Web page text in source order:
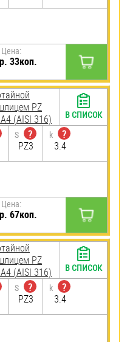
Цена:
33коп.
PZ
(AISI 316)
S
?
PZ3
k
?
3.4
Цена:
67коп.
В СПИСОК
PZ
(AISI 316)
S
?
PZ3
k
?
3.4
В СПИСОК